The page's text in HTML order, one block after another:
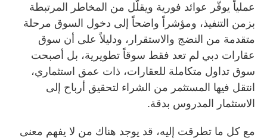
عملياً يوفّر عوائد فورية ويقلّل من المخاطر المرتبطة
بزمن التنفيذ، ومؤشراً واضحاً إلى دخول السوق مرحلة
متقدمة من النضج والاستقرار، ودليلاً على أن سوق
عقارات دبي لم تعد فقط سوقاً تطويرية، بل أصبحت
سوق تداول متكاملة للعقارات، ذات عمق استثماري،
انتقل فيها المستثمر من الشراء لتحقيق أرباح إلى
الاستثمار المدروس بدقة.
مع كل ما تطرقت إليه، قد يوجد هناك من لا يفهم معنى